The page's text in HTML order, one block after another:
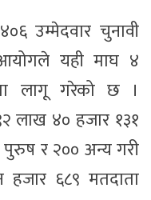
उम्मेदवार चुनावी
आयोगले यही माघ ४
लागू गरेको छ ।
लाख ४० हजार १३१
र २०० अन्य गरी
६८९ मतदाता